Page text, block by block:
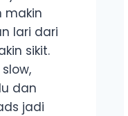
makin
lari dari
sikit.
dan
jadi